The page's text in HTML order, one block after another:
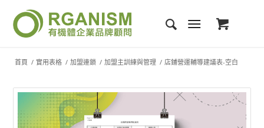
首頁 / 實用表格 / 加盟連鎖 / 加盟主訓練與管理 / 店鋪營運輔導建議表-空白